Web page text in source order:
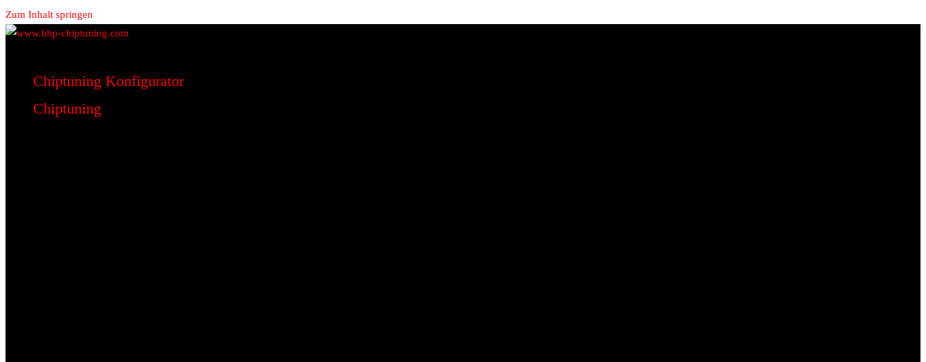
Zum Inhalt springen
www.bhp-chiptuning.com
BHP Motorsport
Chiptuning Konfigurator
Chiptuning